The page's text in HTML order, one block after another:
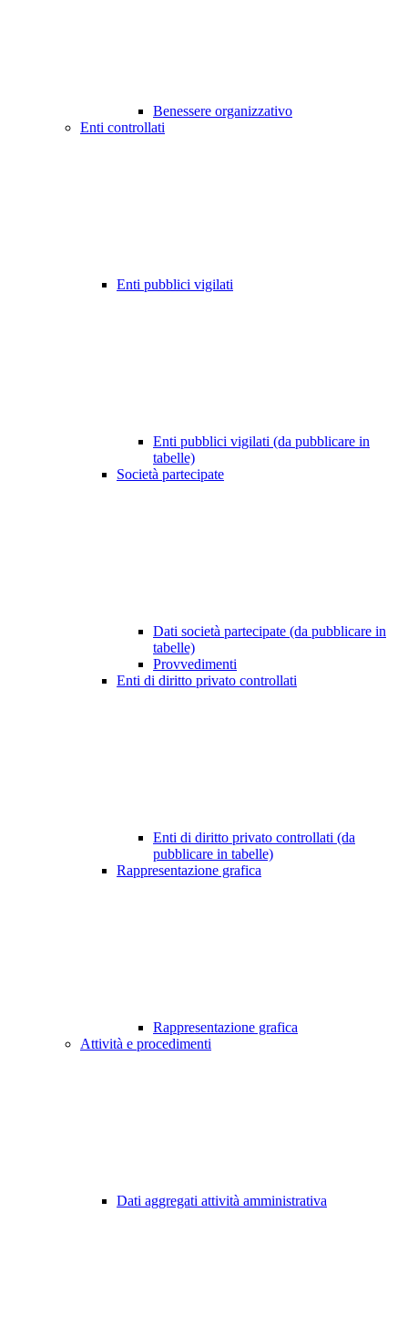
Benessere organizzativo
Enti controllati
Enti pubblici vigilati
Enti pubblici vigilati (da pubblicare in
tabelle)
Società partecipate
Dati società partecipate (da pubblicare in
tabelle)
Provvedimenti
Enti di diritto privato controllati
Enti di diritto privato controllati (da
pubblicare in tabelle)
Rappresentazione grafica
Rappresentazione grafica
Attività e procedimenti
Dati aggregati attività amministrativa